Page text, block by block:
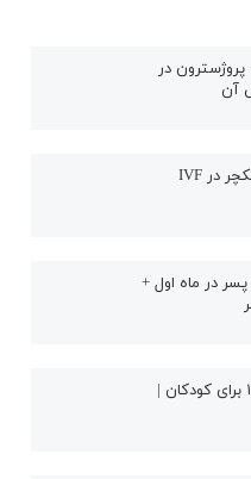
در
آن
عمل تخمک کشی یا پانکچر در IVF
در ماه اول +
شیاف استامینوفن ۱۲۵ برای کودکان |